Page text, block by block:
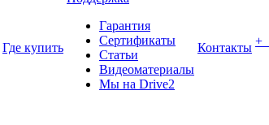
Где купить
Гарантия
Сертификаты
Статьи
Видеоматериалы
Мы на Drive2
Контакты +